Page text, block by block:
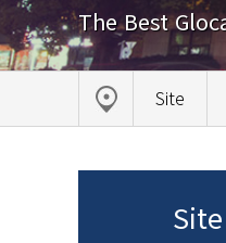
The Best
Site
Site